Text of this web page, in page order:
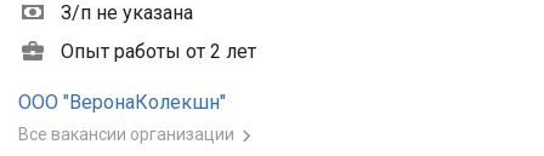
З/п не указана
Опыт работы от 2 лет
ООО "ВеронаКолекшн"
Все вакансии организации